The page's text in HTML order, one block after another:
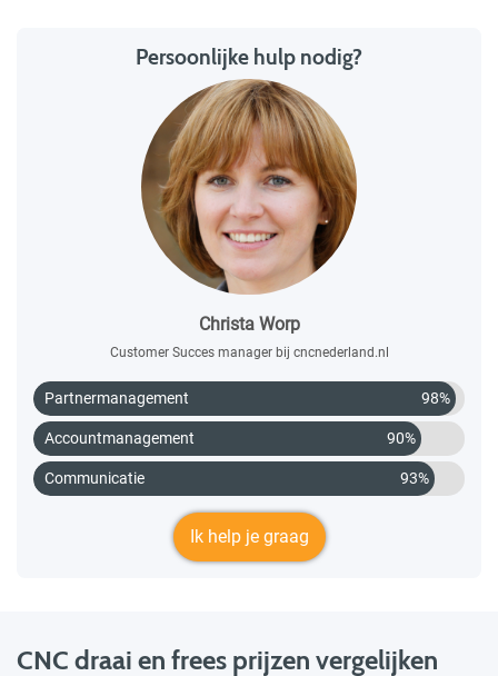
Persoonlijke hulp nodig?
Christa Worp
Customer Succes manager bij cncnederland.nl
Partnermanagement 98%
Accountmanagement 90%
Communicatie 93%
Ik help je graag
CNC draai en frees prijzen vergelijken